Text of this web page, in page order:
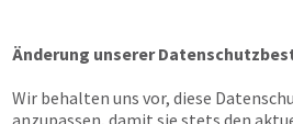
Änderung unserer
Wir behalten uns vor, diese
anzupassen, damit sie stets den